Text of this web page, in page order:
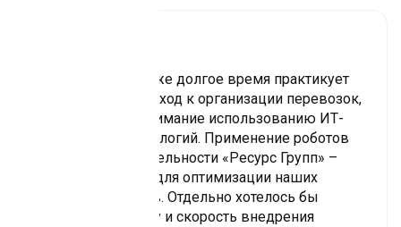
Наша компания уже долгое время практикует
современный подход к организации перевозок,
уделяя особое внимание использованию ИТ-
продуктов и технологий. Применение роботов
Sherpa RPA в деятельности «Ресурс Групп» –
дальнейший шаг для оптимизации наших
бизнес-процессов. Отдельно хотелось бы
отметить простоту и скорость внедрения